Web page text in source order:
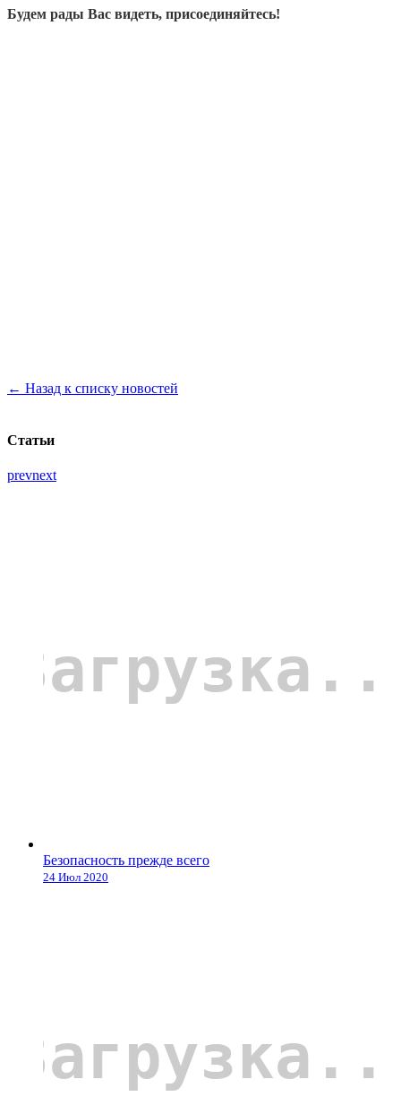
Будем рады Вас видеть, присоединяйтесь!
← Назад к списку новостей
Статьи
prevnext
Безопасность прежде всего
24 Июл 2020